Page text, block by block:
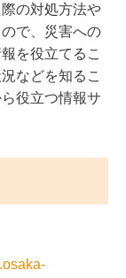
の対処方法や
で、災害への
を役立てるこ
などを知るこ
役立つ情報サ